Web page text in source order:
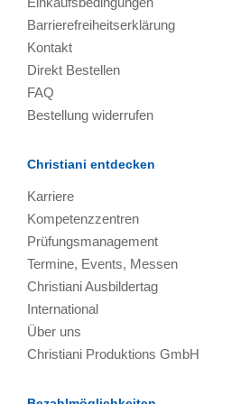
Barrierefreiheitserklärung
Kontakt
Direkt Bestellen
FAQ
Bestellung widerrufen
Christiani entdecken
Karriere
Kompetenzzentren
Prüfungsmanagement
Termine, Events, Messen
Christiani Ausbildertag
International
Über uns
Christiani Produktions GmbH